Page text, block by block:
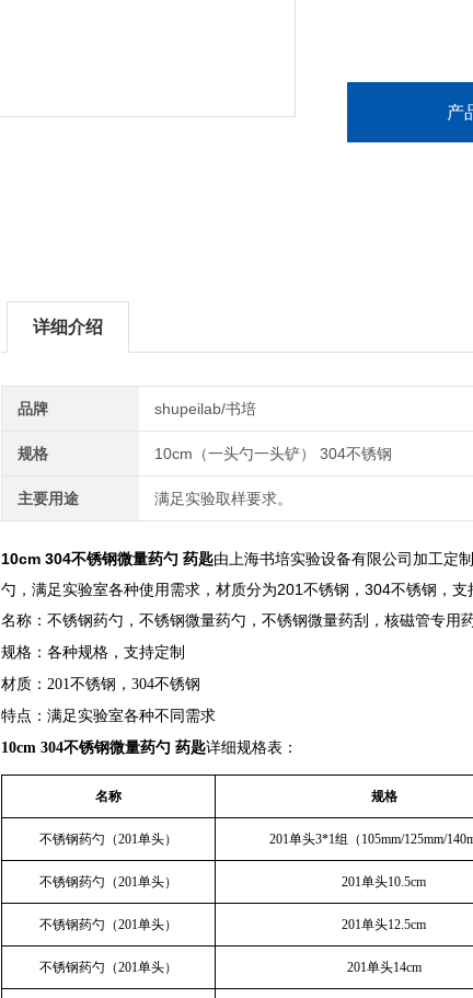
产
详细介绍
品牌 shupeilab/书培
规格 10cm（一头勺一头铲） 304不锈钢
主要用途 满足实验取样要求。
10cm 304不锈钢微量药勺 药匙由上海书培实验设备有限公司加工定
勺，满足实验室各种使用需求，材质分为201不锈钢，304不锈钢，支
名称：不锈钢药勺，不锈钢微量药勺，不锈钢微量药刮，核磁管专用
规格：各种规格，支持定制
材质：201不锈钢，304不锈钢
特点：满足实验室各种不同需求
10cm 304不锈钢微量药勺 药匙详细规格表：
名称 规格
不锈钢药勺（201单头） 201单头3*1组（105mm/125mm/
不锈钢药勺（201单头） 201单头10.5cm
不锈钢药勺（201单头） 201单头12.5cm
不锈钢药勺（201单头） 201单头14cm